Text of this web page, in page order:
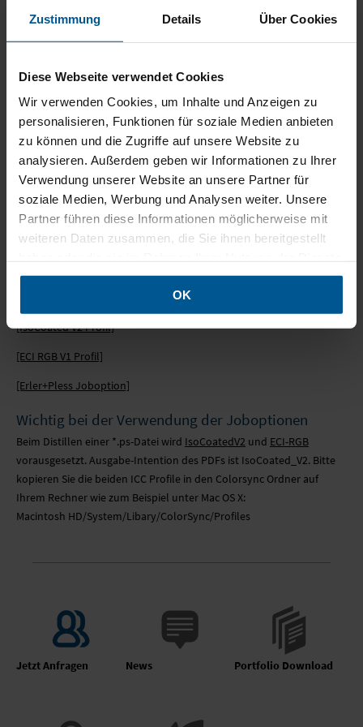
Zustimmung Details Über Cookies
Diese Webseite verwendet Cookies
Wir verwenden Cookies, um Inhalte und Anzeigen zu
personalisieren, Funktionen für soziale Medien anbieten
zu können und die Zugriffe auf unsere Website zu
analysieren. Außerdem geben wir Informationen zu Ihrer
Verwendung unserer Website an unsere Partner für
soziale Medien, Werbung und Analysen weiter. Unsere
Partner führen diese Informationen möglicherweise mit
weiteren Daten zusammen, die Sie ihnen bereitgestellt
gesammelt haben.
OK
MOBILE SYSTEME
FORMSCHNITT
und mit einem Passwort versehen. Das Passwort können Sie uns in
Technischer Support
Allgemeines technisches Datenblatt
Hilfreiche Tipps und Hinweise zur Erstellung Ihrer Druckdaten.
[Allgemeines Datenblatt]
Mit den korrekten RGB- und CMYK-Farbräumen sowie den PDF-
Einstellungen können Sie optimale PDFs für den Druck erstellen:
[IsoCoated V2 Profil]
[ECI RGB V1 Profil]
[Erler+Pless Joboption]
Wichtig bei der Verwendung der Joboptionen
Beim Distillen einer *.ps-Datei wird IsoCoatedV2 und ECI-RGB
vorausgesetzt. Ausgabe-Intention des PDFs ist IsoCoated_V2. Bitte
kopieren Sie die beiden ICC Profile in den Colorsync Ordner auf
Ihrem Rechner wie zum Beispiel unter Mac OS X:
Macintosh HD/System/Libary/ColorSync/Profiles
Jetzt Anfragen News Portfolio Download